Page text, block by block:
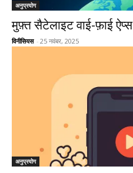
अनुप्रयोग
मुफ़्त सैटेलाइट वाई-फ़ाई ऐप्स
विनीसियस - 25 नवंबर, 2025
अनुप्रयोग